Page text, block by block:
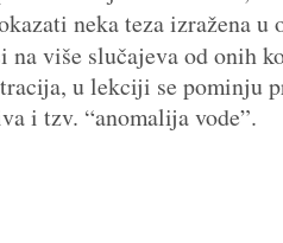
neka teza izražena
na više slučajeva od onih
u lekciji se pominju
i tzv. “anomalija vode”.